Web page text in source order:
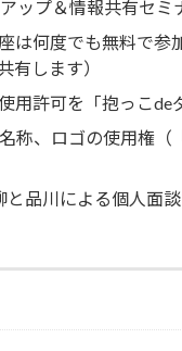
ップ＆情報共有セミ
は何度でも無料で参
有します）
用許可を「抱っこ
称、ロゴの使用権
品川による個人面